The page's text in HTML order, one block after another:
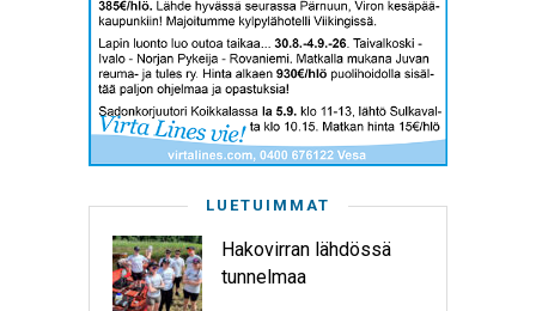
LUETUIMMAT
Hakovirran lähdössä
tunnelmaa